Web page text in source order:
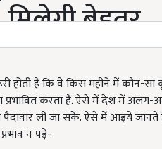
बेहतर
होती है कि वे किस महीने में कौन-सा
प्रभावित करता है. ऐसे में देश में
ली जा सके. ऐसे में आइये जानते
न पड़े-